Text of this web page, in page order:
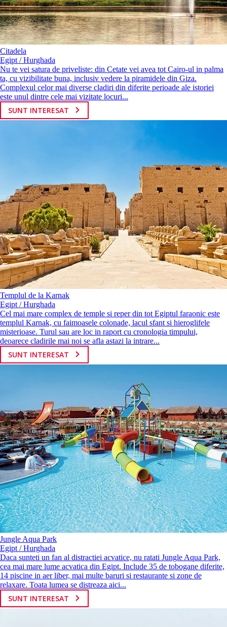
Citadela
Egipt / Hurghada
Nu te vei satura de priveliste: din Cetate vei avea tot Cairo-ul in palma
ta, cu vizibilitate buna, inclusiv vedere la piramidele din Giza.
Complexul celor mai diverse cladiri din diferite perioade ale istoriei
este unul dintre cele mai vizitate locuri...
SUNT INTERESAT
Templul de la Karnak
Egipt / Hurghada
Cel mai mare complex de temple si reper din tot Egiptul faraonic este
templul Karnak, cu faimoasele colonade, lacul sfant si hieroglifele
misterioase. Turul sau are loc in raport cu cronologia timpului,
deoarece cladirile mai noi se afla astazi la intrare...
SUNT INTERESAT
Jungle Aqua Park
Egipt / Hurghada
Daca sunteti un fan al distractiei acvatice, nu ratati Jungle Aqua Park,
cea mai mare lume acvatica din Egipt. Include 35 de tobogane diferite,
14 piscine in aer liber, mai multe baruri si restaurante si zone de
relaxare. Toata lumea se distreaza aici...
SUNT INTERESAT